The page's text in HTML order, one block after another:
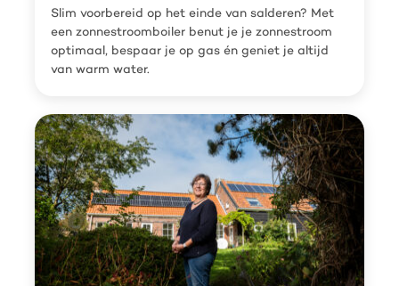
Slim voorbereid op het einde van salderen? Met
een zonnestroomboiler benut je je zonnestroom
optimaal, bespaar je op gas én geniet je altijd
van warm water.